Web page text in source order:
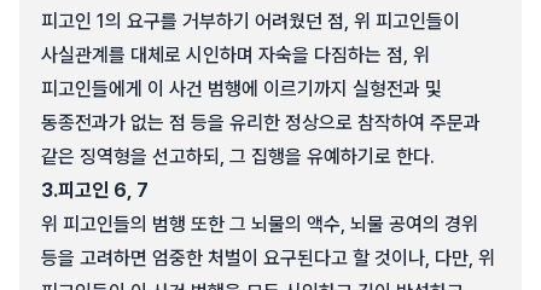
피고인 1의 요구를 거부하기 어려웠던 점, 위 피고인들이
사실관계를 대체로 시인하며 자숙을 다짐하는 점, 위
피고인들에게 이 사건 범행에 이르기까지 실형전과 및
동종전과가 없는 점 등을 유리한 정상으로 참작하여 주문과
같은 징역형을 선고하되, 그 집행을 유예하기로 한다.
3.피고인 6, 7
위 피고인들의 범행 또한 그 뇌물의 액수, 뇌물 공여의 경위
등을 고려하면 엄중한 처벌이 요구된다고 할 것이나, 다만, 위